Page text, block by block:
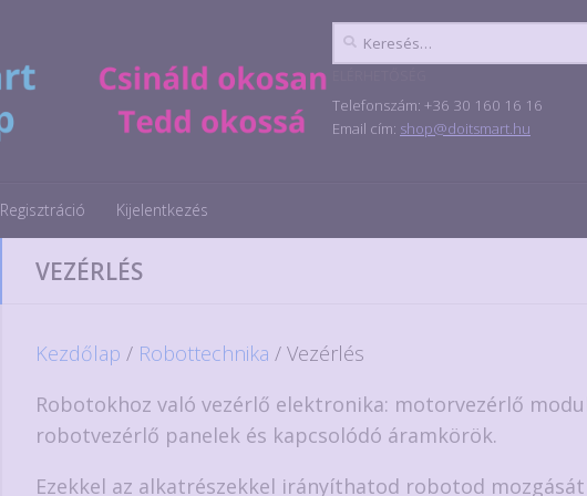
Keresés:
Telefonszám: +36 30 160 16 16
Email cím: shop@doitsmart.hu
Regisztráció Kijelentkezés
VEZÉRLÉS
Kezdőlap / Robottechnika / Vezérlés
Robotokhoz való vezérlő elektronika: motorvezérlő
robotvezérlő panelek és kapcsolódó áramkörök.
Ezekkel az alkatrészekkel irányíthatod robotod